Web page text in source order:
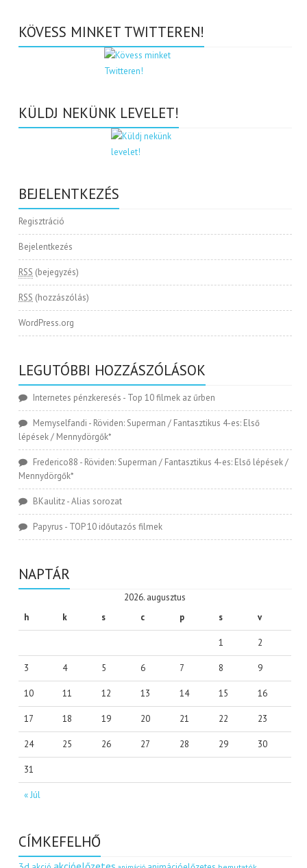
KÖVESS MINKET TWITTEREN!
KÜLDJ NEKÜNK LEVELET!
BEJELENTKEZÉS
Regisztráció
Bejelentkezés
RSS (bejegyzés)
RSS (hozzászólás)
WordPress.org
LEGUTÓBBI HOZZÁSZÓLÁSOK
Internetes pénzkeresés - Top 10 filmek az űrben
Memyselfandi - Röviden: Superman / Fantasztikus 4-es: Első
lépések / Mennydörgők*
Frederico88 - Röviden: Superman / Fantasztikus 4-es: Első lépések /
Mennydörgők*
BKaulitz-Alias sorozat
Papyrus - TOP 10 időutazós filmek
NAPTÁR
2026. augusztus
h
k s c p s v
« Júl
1 2
3 4 5 6 7 8 9
10 11 12 13 14 15 16
17 18 19 20 21 22 23
24 25 26 27 28 29 30
31
CÍMKEFELHŐ